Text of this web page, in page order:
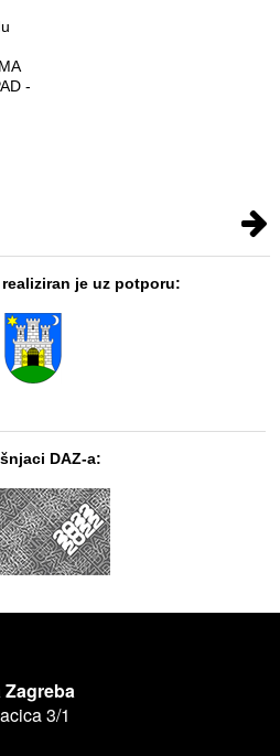
-
realiziran je uz potporu:
DAZ-a:
3/1